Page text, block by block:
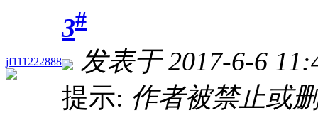
jf111222888
3#
发表于 2017-6-6
提示: 作者被禁止或